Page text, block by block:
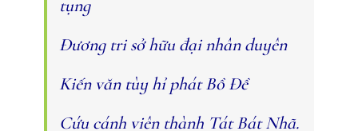
tụng
Đương tri sở hữu đại nhân duyên
Kiến văn tùy hỉ phát Bồ Đề
Cứu cánh viên thành Tát Bát Nhã.